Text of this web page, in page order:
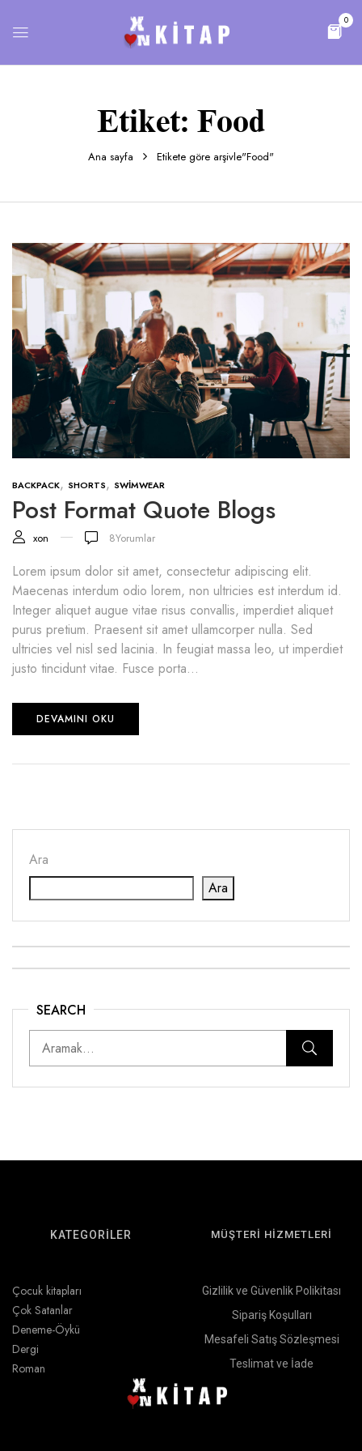
0
Etiket: Food
Ana sayfa Etikete göre arşivle"Food"
Ara
Ara
SEARCH
BACKPACK, SHORTS, SWIMWEAR
Post Format Quote Blogs
xon 8Yorumlar
Lorem ipsum dolor sit amet, consectetur adipiscing elit.
Maecenas interdum odio lorem, non ultricies est interdum id.
Integer aliquet augue vitae risus convallis, imperdiet aliquet
purus pretium. Praesent sit amet ullamcorper nulla. Sed
ultricies vel nisl sed lacinia. In feugiat massa leo, ut imperdiet
justo tincidunt vitae. Fusce porta...
DEVAMINI OKU
KATEGORİLER
Çocuk kitapları
Çok Satanlar
Deneme-Öykü
Dergi
Roman
MÜŞTERİ HİZMETLERİ
Gizlilik ve Güvenlik Polikitası
Sipariş Koşulları
Mesafeli Satış Sözleşmesi
Teslimat ve İade